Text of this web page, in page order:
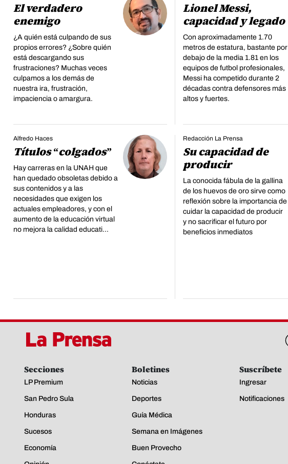
El verdadero
enemigo
¿A quién está culpando de sus
propios errores? ¿Sobre quién
está descargando sus
frustraciones? Muchas veces
culpamos a los demás de
nuestra ira, frustración,
impaciencia o amargura.
Lionel Messi,
capacidad y legado
Con aproximadamente 1.70
metros de estatura, bastante por
debajo de la media 1.81 en los
equipos de futbol profesionales,
Messi ha competido durante 2
décadas contra defensores más
altos y fuertes.
Alfredo Haces
Títulos “colgados”
Hay carreras en la UNAH que
han quedado obsoletas debido a
sus contenidos y a las
necesidades que exigen los
actuales empleadores, y con el
aumento de la educación virtual
no mejora la calidad educati...
Redacción La Prensa
Su capacidad de
producir
La conocida fábula de la gallina
de los huevos de oro sirve como
reflexión sobre la importancia de
cuidar la capacidad de producir
y no sacrificar el futuro por
beneficios inmediatos
Secciones
LP Premium
San Pedro Sula
Honduras
Sucesos
Economía
Boletines
Noticias
Deportes
Guía Médica
Semana en Imágenes
Buen Provecho
Suscríbete
Ingresar
Notificaciones